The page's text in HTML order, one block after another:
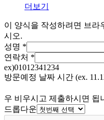
더보기
이 양식을 작성하려면 브라
시오.
성명 *
연락처 *
ex)01012341234
방문예정 날짜 시간 (ex.
우 비우시고 제출하시면 됩
드롭다운